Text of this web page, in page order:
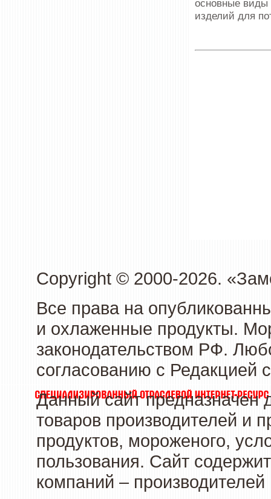
основные виды
изделий для
Copyright © 2000-2026.
Все права на
и охлаженные продукты.
законодательством РФ.
согласованию с Редакцией
Данный сайт предназначен
товаров производителей и
продуктов, мороженого,
пользования. Сайт
компаний –